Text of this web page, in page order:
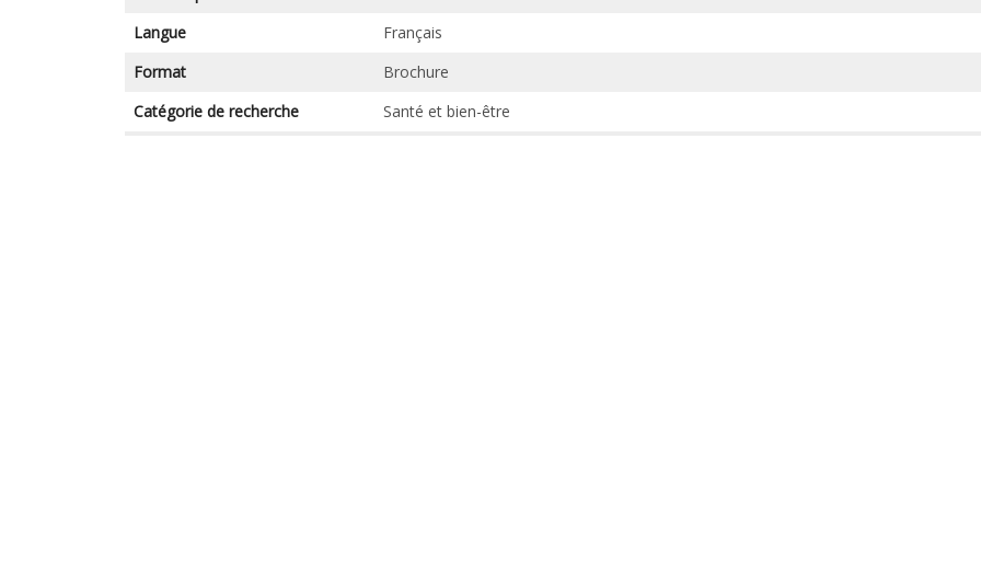
Langue
Français
Format
Brochure
Catégorie de recherche
Santé et bien-être